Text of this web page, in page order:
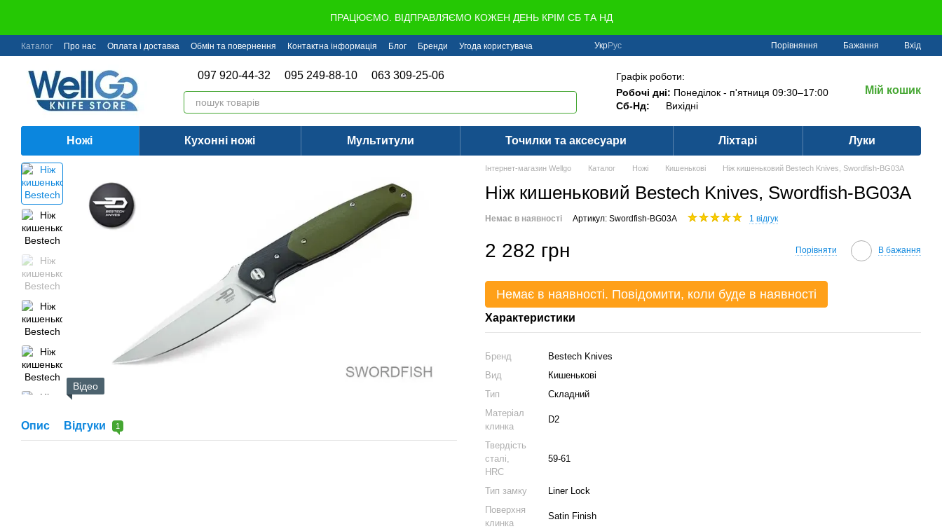
ПРАЦЮЄМО. ВІДПРАВЛЯЄМО КОЖЕН ДЕНЬ КРІМ СБ ТА НД
Каталог Про нас Оплата і доставка Обмін та повернення Контактна інформація Блог Бренди Угода користувача УкрРус Порівняння Бажання Вхід
097 920-44-32 095 249-88-10 063 309-25-06
Графік роботи:
Робочі дні: Понеділок - п'ятниця 09:30–17:00
Сб-Нд:
Вихідні
Мій кошик
Ножі Кухонні ножі Мультитули Точилки та аксесуари Ліхтарі Луки
Відео
Опис Відгуки 1
Інтернет-магазин Wellgo Каталог Ножі Кишенькові Ніж кишеньковий Bestech Knives, Swordfish-BG03A
Ніж кишеньковий Bestech Knives, Swordfish-BG03A
Немає в наявності Артикул: Swordfish-BG03A 1 відгук
2 282 грн Порівняти В бажання
Немає в наявності. Повідомити, коли буде в наявності
Характеристики
Бренд
Bestech Knives
Вид
Кишенькові
Тип
Складний
Матеріал
клинка
D2
Твердість
сталі,
HRC
59-61
Тип замку
Liner Lock
Поверхня
клинка
Satin Finish